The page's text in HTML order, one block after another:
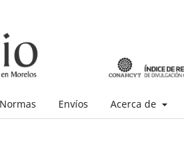
Normas Envíos Acerca de